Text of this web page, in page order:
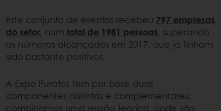
Este conjunto de eventos recebeu 797 empresas
do setor, num total de 1981 pessoas, superando
os números alcançados em 2017, que já tinham
sido bastante positivos.
A Expo Puratos tem por base duas
componentes distintas e complementares:
combinamos uma sessão teórica, onde são